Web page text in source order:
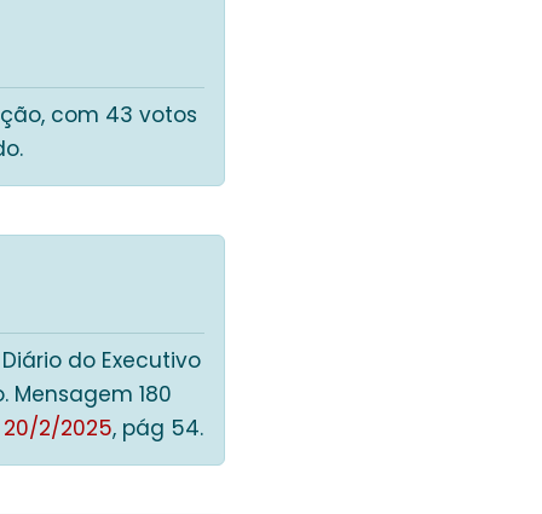
com 43 votos
do Executivo
Mensagem 180
20/2/2025, pág 54.